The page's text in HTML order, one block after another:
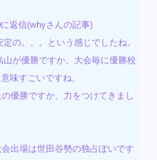
に返信(whyさんの記事)
の。。。という感じでしたね。
が優勝ですか。大会毎に優勝校
味すごいですね。
優勝ですか、力をつけてきまし
出場は世田谷勢の独占ぽいです